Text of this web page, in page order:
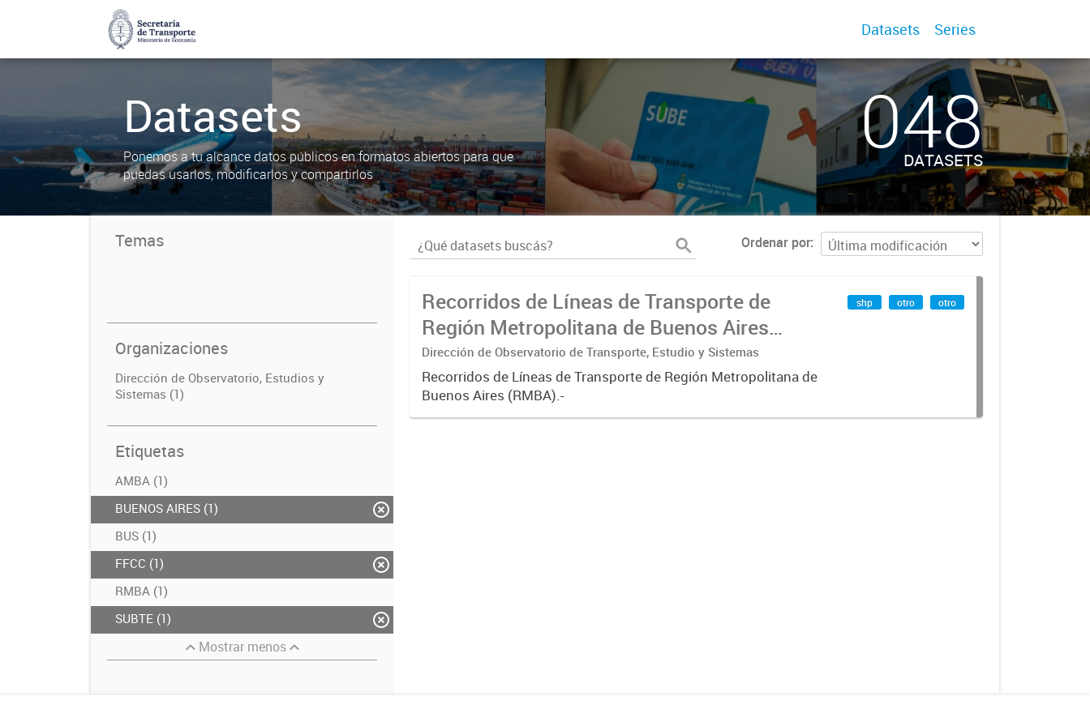
Datasets Series
Datasets
Ponemos a tu alcance datos públicos en formatos abiertos para que
puedas usarlos, modificarlos y compartirlos
048
DATASETS
Temas
Organizaciones
Dirección de Observatorio, Estudios y
Sistemas (1)
Etiquetas
AMBA (1)
BUENOS AIRES (1)
BUS (1)
FFCC (1)
RMBA (1)
SUBTE (1)
Mostrar menos
Ordenar por
Recorridos de Líneas de Transporte de
Región Metropolitana de Buenos Aires
(RMBA)
Dirección de Observatorio de Transporte, Estudio y Sistemas
Recorridos de Líneas de Transporte de Región Metropolitana de
Buenos Aires (RMBA).-
shp otro otro